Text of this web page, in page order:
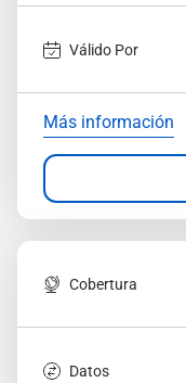
Válido Por
Más información
Cobertura
Datos